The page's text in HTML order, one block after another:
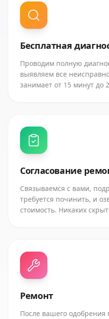
Бесплатная
Проводим полную
выявляем все
занимает от 15 минут до
Согласование
Связываемся с вами,
требуется починить, и
стоимость. Никаких
Ремонт
После вашего одобрения